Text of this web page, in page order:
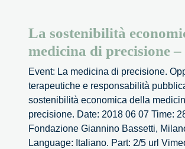
La sostenibilità
medicina di precisione –
Event: La medicina di precisione.
terapeutiche e responsabilità
sostenibilità economica della
precisione. Date: 2018 06 07 Time:
Fondazione Giannino Bassetti,
Language: Italiano. Part: 2/5 url